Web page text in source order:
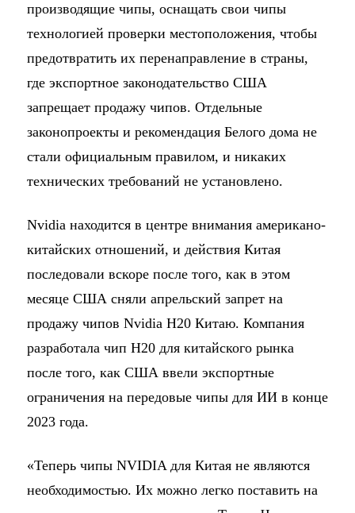
производящие чипы, оснащать свои чипы
технологией проверки местоположения, чтобы
предотвратить их перенаправление в страны,
где экспортное законодательство США
запрещает продажу чипов. Отдельные
законопроекты и рекомендация Белого дома не
стали официальным правилом, и никаких
технических требований не установлено.
Nvidia находится в центре внимания американо-
китайских отношений, и действия Китая
последовали вскоре после того, как в этом
месяце США сняли апрельский запрет на
продажу чипов Nvidia H20 Китаю. Компания
разработала чип H20 для китайского рынка
после того, как США ввели экспортные
ограничения на передовые чипы для ИИ в конце
2023 года.
«Теперь чипы NVIDIA для Китая не являются
необходимостью. Их можно легко поставить на